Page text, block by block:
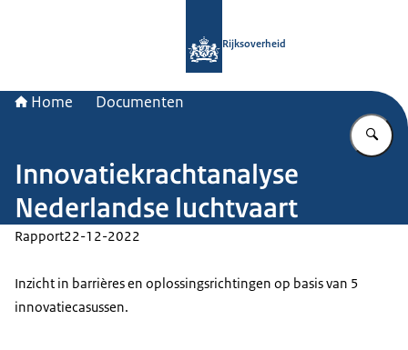
Rijksoverheid
Home Documenten
Innovatiekrachtanalyse
Nederlandse luchtvaart
Rapport22-12-2022
Inzicht in barrières en oplossingsrichtingen op basis van 5
innovatiecasussen.